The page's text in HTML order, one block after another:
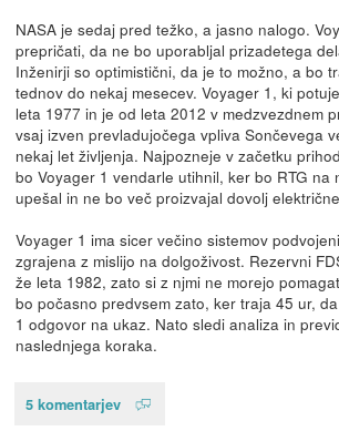
NASA je sedaj pred težko, a jasno nalogo.
prepričati, da ne bo uporabljal prizadetega
Inženirji so optimistični, da je to možno, a bo
tednov do nekaj mesecev. Voyager 1, ki
leta 1977 in je od leta 2012 v medzvezdnem
vsaj izven prevladujočega vpliva Sončevega
nekaj let življenja. Najpozneje v začetku
bo Voyager 1 vendarle utihnil, ker bo RTG na
upešal in ne bo več proizvajal dovolj
Voyager 1 ima sicer večino sistemov
zgrajena z mislijo na dolgoživost. Rezervni
že leta 1982, zato si z njmi ne morejo
bo počasno predvsem zato, ker traja 45 ur,
1 odgovor na ukaz. Nato sledi analiza in
naslednjega koraka.
5 komentarjev